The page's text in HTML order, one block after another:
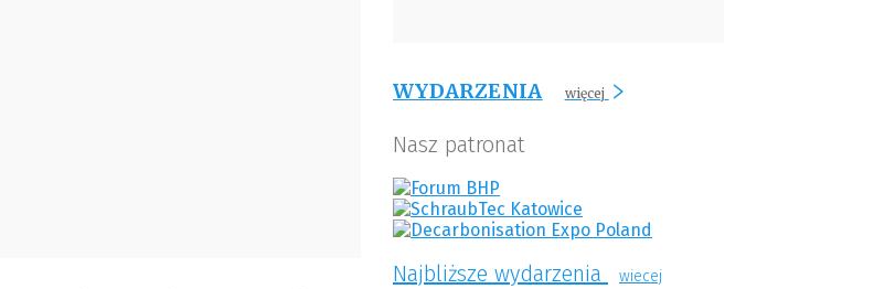
WYDARZENIA więcej
Nasz patronat
Najbliższe wydarzenia wiecej